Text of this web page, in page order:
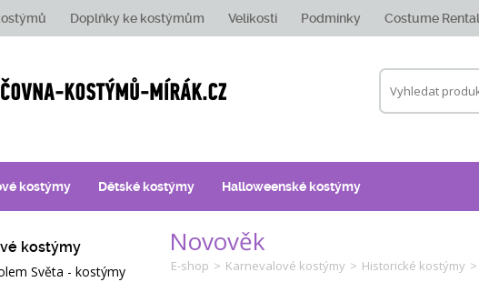
Doplňky ke kostýmům Velikosti Podmínky Costume Rental
kostýmy Dětské kostýmy Halloweenské kostýmy
kostýmy
Světa - kostýmy
Novověk
E-shop > Karnevalové kostýmy > Historické kostýmy